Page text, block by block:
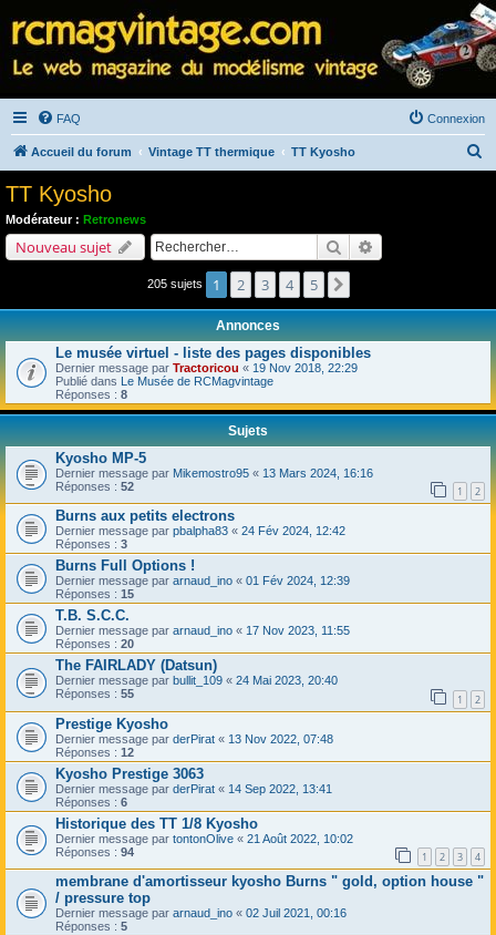
FAQ Connexion
Accueil du forum Vintage TT thermique TT Kyosho
c
TT Kyosho
Modérateur : Retronews
Nouveau sujet Rechercher
205 sujets 1 2 3 4 5
Annonces
Le musée virtuel - liste des pages disponibles
Dernier message par Tractoricou « 19 Nov 2018, 22:29
Publié dans Le Musée de RCMagvintage
Réponses : 8
Sujets
Kyosho MP-5
Dernier message par Mikemostro95 « 13 Mars 2024, 16:16
Réponses : 52 1 2
Burns aux petits electrons
Dernier message par pbalpha83 « 24 Fév 2024, 12:42
Réponses : 3
Burns Full Options !
Dernier message par arnaud_ino « 01 Fév 2024, 12:39
Réponses : 15
T.B. S.C.C.
Dernier message par arnaud_ino « 17 Nov 2023, 11:55
Réponses : 20
The FAIRLADY (Datsun)
Dernier message par bullit_109 « 24 Mai 2023, 20:40
Réponses : 55 1 2
Prestige Kyosho
Dernier message par derPirat « 13 Nov 2022, 07:48
Réponses : 12
Kyosho Prestige 3063
Dernier message par derPirat « 14 Sep 2022, 13:41
Réponses : 6
Historique des TT 1/8 Kyosho
Dernier message par tontonOlive « 21 Août 2022, 10:02
Réponses : 94 1 2 3 4
membrane d'amortisseur kyosho Burns " gold, option house "
/ pressure top
Dernier message par arnaud_ino « 02 Juil 2021, 00:16
Réponses : 5